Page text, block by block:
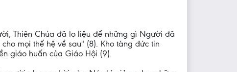
Thiên Chúa đã lo liệu để những gì Người đã
mọi thế hệ về sau" (8). Kho tàng đức tin
giáo huấn của Giáo Hội (9).